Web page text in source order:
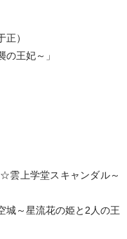
）
の王妃～」
雲上学堂スキャンダル～
城～星流花の姫と2人の王